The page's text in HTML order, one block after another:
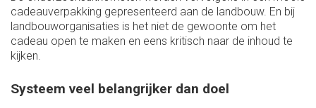
cadeauverpakking gepresenteerd aan de landbouw. En bij
landbouworganisaties is het niet de gewoonte om het
cadeau open te maken en eens kritisch naar de inhoud te
kijken.
Systeem veel belangrijker dan doel